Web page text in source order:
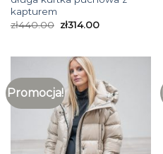
kapturem
zł440.00 zł314.00
Promocja!